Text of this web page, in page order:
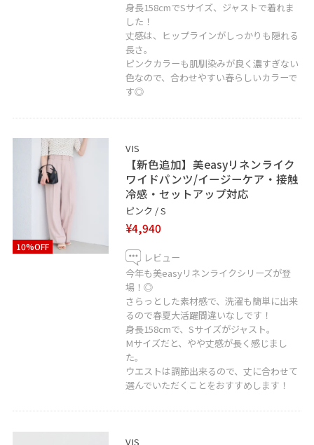
身長158cmでSサイズ、ジャストで着れま
した！
丈感は、ヒップラインがしっかりも隠れる
長さ。
ピンクカラーも肌馴染みが良く濃すぎない
色なので、合わせやすい春らしいカラーで
す◎
10%OFF
VIS
【新色追加】美easyリネンライク
ワイドパンツ/イージーケア・接触
冷感・セットアップ対応
ピンク / S
¥4,940
レビュー
今年も美easyリネンライクシリーズが登
場！◎
さらっとした素材感で、洗濯も簡単に出来
るので春夏大活躍間違いなしです！
身長158cmで、Sサイズがジャスト。
Mサイズだと、やや丈感が長く感じまし
た。
ウエストは調節出来るので、丈に合わせて
選んでいただくことをおすすめします！
VIS